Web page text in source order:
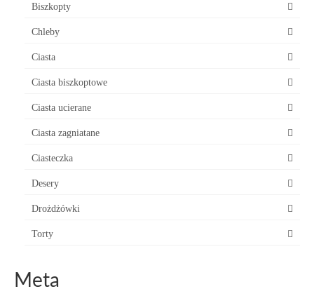
Biszkopty
Chleby
Ciasta
Ciasta biszkoptowe
Ciasta ucierane
Ciasta zagniatane
Ciasteczka
Desery
Drożdżówki
Torty
Meta